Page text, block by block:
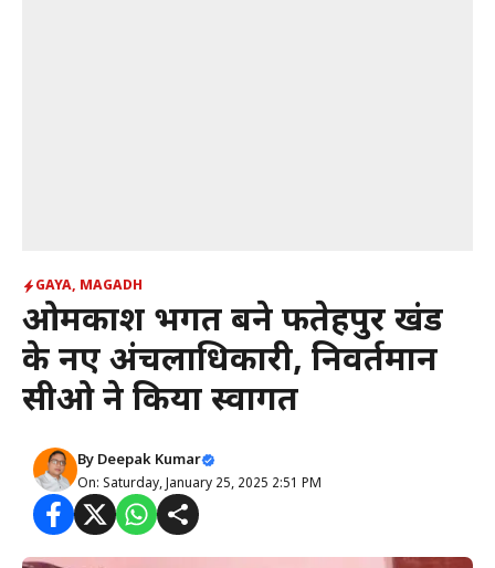
GAYA, MAGADH
ओमप्रकाश भगत बने फतेहपुर प्रखंड
के नए अंचलाधिकारी, निवर्तमान
सीओ ने किया स्वागत
By Deepak Kumar
On: Saturday, January 25, 2025 2:51 PM